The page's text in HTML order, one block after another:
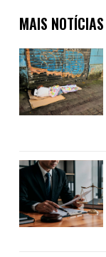
MAIS NOTÍCIAS